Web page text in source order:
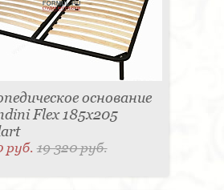
основание
Flex 185x205
руб.19 320 руб.